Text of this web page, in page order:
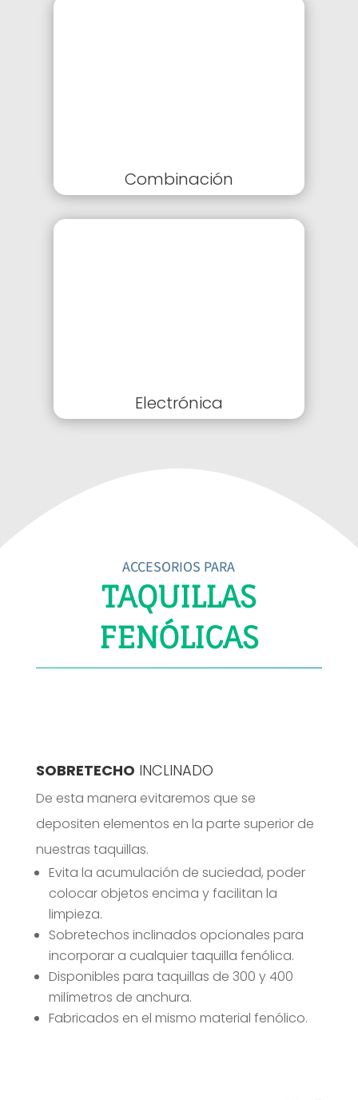
Combinación
Electrónica
ACCESORIOS PARA
TAQUILLAS
FENÓLICAS
SOBRETECHO INCLINADO
De esta manera evitaremos que se
depositen elementos en la parte superior de
nuestras taquillas.
Evita la acumulación de suciedad, poder
colocar objetos encima y facilitan la
limpieza.
Sobretechos inclinados opcionales para
incorporar a cualquier taquilla fenólica.
Disponibles para taquillas de 300 y 400
milímetros de anchura.
Fabricados en el mismo material fenólico.